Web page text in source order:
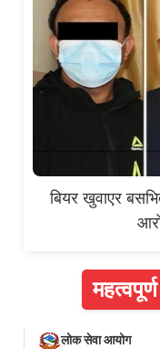
बियर खुवाएर
लोक सेवा आयोग